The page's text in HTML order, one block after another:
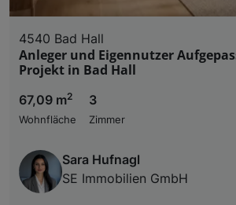
4540 Bad Hall
Anleger und Eigennutzer
Projekt in Bad Hall
67,09 m2
Wohnfläche
3
Zimmer
Sara Hufnagl
SE Immobilien GmbH